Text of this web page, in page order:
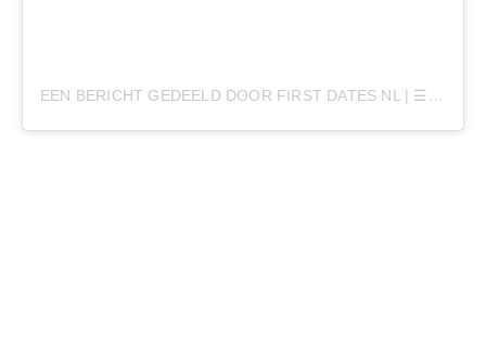
EEN BERICHT GEDEELD DOOR FIRST DATES NL | ☰ BNNVARA (@FIRSTDATESNL)